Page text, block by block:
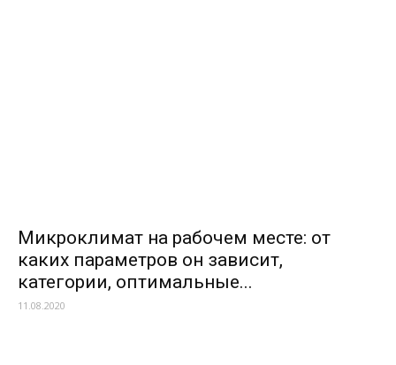
Микроклимат на рабочем месте: от
каких параметров он зависит,
категории, оптимальные...
11.08.2020